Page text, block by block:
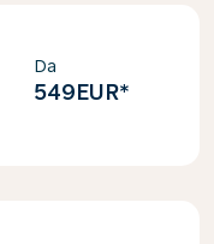
Da
549EUR*